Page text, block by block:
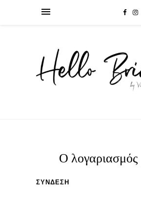
Ο
ΣΎΝΔΕΣΗ